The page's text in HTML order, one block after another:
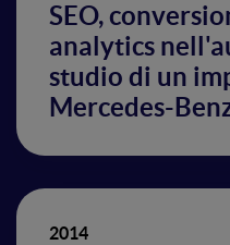
SEO,
analytics
studio di un
Mercedes-
2014